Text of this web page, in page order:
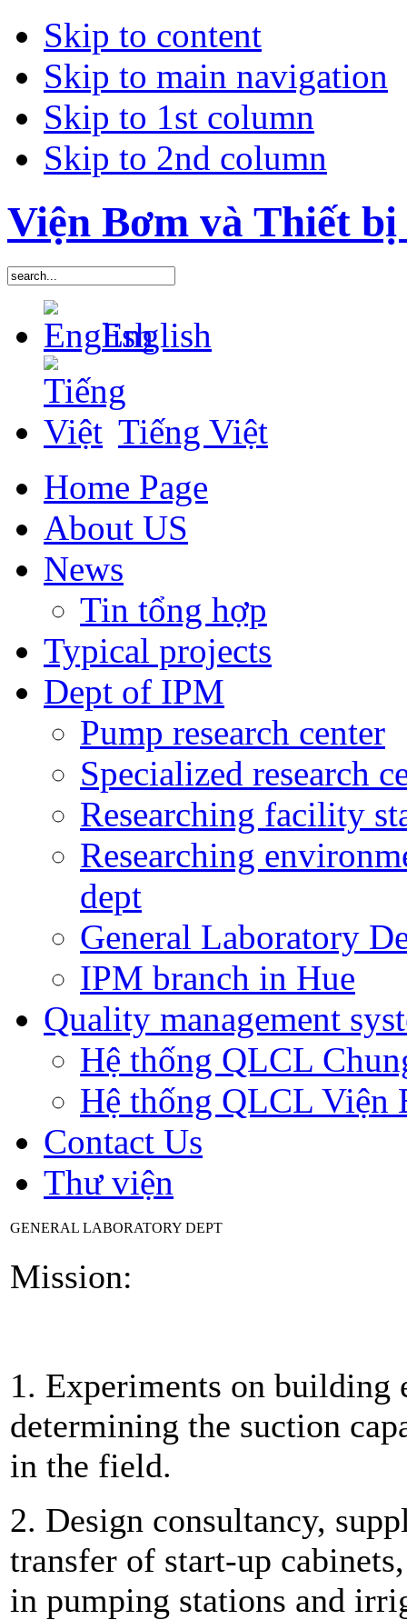
Skip to content
Skip to main navigation
Skip to 1st column
Skip to 2nd column
Viện Bơm và Thiết
English
Tiếng Việt
Home Page
About US
News
Tin tổng hợp
Typical projects
Dept of IPM
Pump research center
Specialized research
Researching facility
Researching
dept
General Laboratory
IPM branch in Hue
Quality management
Hệ thống QLCL
Hệ thống QLCL Viện
Contact Us
Thư viện
GENERAL LABORATORY DEPT
Mission:
1. Experiments on building
determining the suction
in the field.
2. Design consultancy,
transfer of start-up
in pumping stations and